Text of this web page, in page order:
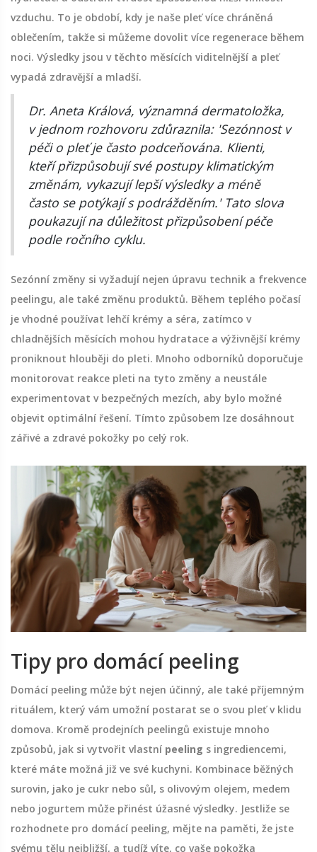
vzduchu. To je období, kdy je naše pleť více chráněná
oblečením, takže si můžeme dovolit více regenerace během
noci. Výsledky jsou v těchto měsících viditelnější a pleť
vypadá zdravější a mladší.
Dr. Aneta Králová, významná dermatoložka,
v jednom rozhovoru zdůraznila: 'Sezónnost v
péči o pleť je často podceňována. Klienti,
kteří přizpůsobují své postupy klimatickým
změnám, vykazují lepší výsledky a méně
často se potýkají s podrážděním.' Tato slova
poukazují na důležitost přizpůsobení péče
podle ročního cyklu.
Sezónní změny si vyžadují nejen úpravu technik a frekvence
peelingu, ale také změnu produktů. Během teplého počasí
je vhodné používat lehčí krémy a séra, zatímco v
chladnějších měsících mohou hydratace a výživnější krémy
proniknout hlouběji do pleti. Mnoho odborníků doporučuje
monitorovat reakce pleti na tyto změny a neustále
experimentovat v bezpečných mezích, aby bylo možné
objevit optimální řešení. Tímto způsobem lze dosáhnout
zářivé a zdravé pokožky po celý rok.
Tipy pro domácí peeling
Domácí peeling může být nejen účinný, ale také příjemným
rituálem, který vám umožní postarat se o svou pleť v klidu
domova. Kromě prodejních peelingů existuje mnoho
způsobů, jak si vytvořit vlastní peeling s ingrediencemi,
které máte možná již ve své kuchyni. Kombinace běžných
surovin, jako je cukr nebo sůl, s olivovým olejem, medem
nebo jogurtem může přinést úžasné výsledky. Jestliže se
rozhodnete pro domácí peeling, mějte na paměti, že jste
svému tělu nejbližší, a tudíž víte, co vaše pokožka